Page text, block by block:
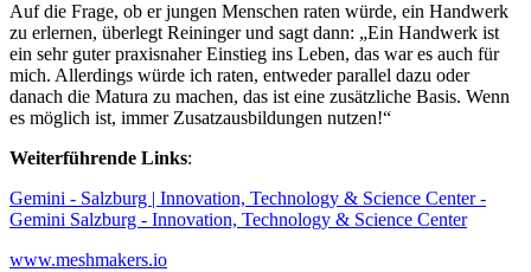
Auf die Frage, ob er jungen Menschen raten würde, ein Handwerk
zu erlernen, überlegt Reininger und sagt dann: „Ein Handwerk ist
ein sehr guter praxisnaher Einstieg ins Leben, das war es auch für
mich. Allerdings würde ich raten, entweder parallel dazu oder
danach die Matura zu machen, das ist eine zusätzliche Basis. Wenn
es möglich ist, immer Zusatzausbildungen nutzen!“
Weiterführende Links:
Gemini - Salzburg | Innovation, Technology & Science Center -
Gemini Salzburg - Innovation, Technology & Science Center
www.meshmakers.io